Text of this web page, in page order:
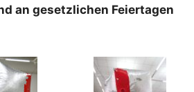
an gesetzlichen Feiertagen